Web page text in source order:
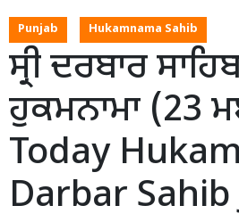
Punjab Hukamnama Sahib
ਸ੍ਰੀ ਦਰਬਾਰ
ਹੁਕਮਨਾਮਾ (23
Today
Darbar Sahib